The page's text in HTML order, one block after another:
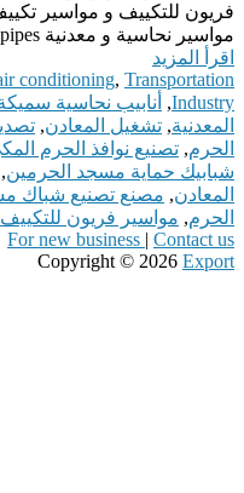
مواسير نحاسية و معدنية pipes...
اقرأ المزيد
conditioning, Transportation
Industry
, أنابيب نحاسية
المعدنية, تشغيل المعادن,
الحرم, تصنيع نوافذ الحرم
شبابيك حماية مسجد الحرمين,
المعادن, مصنع تصنيع شباك
الحرم, مواسير فريون للتكييف
For new business | Contact us
Copyright © 2026 Export